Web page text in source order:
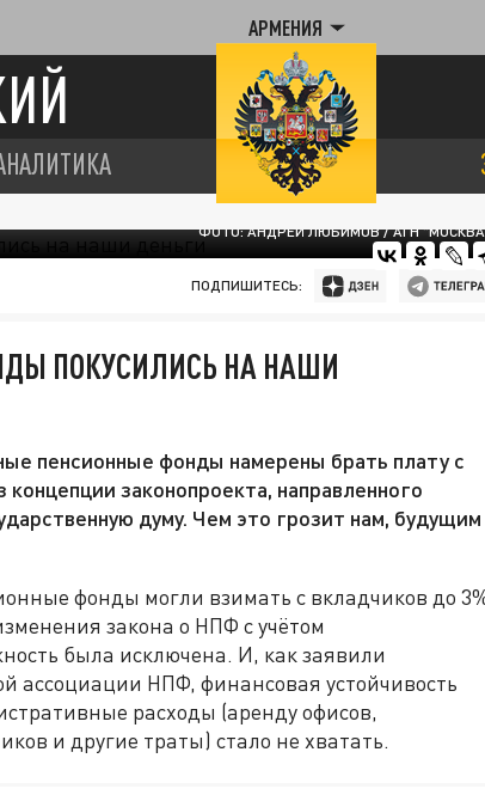
АРМЕНИЯ
ФОТО: АНДРЕЙ ЛЮБИМОВ / АГН
ПОДПИШИТЕСЬ:
ПОКУСИЛИСЬ НА НАШИ
пенсионные фонды намерены брать плату с
законопроекта, направленного
думу. Чем это грозит нам, будущим
фонды могли взимать с вкладчиков до
закона о НПФ с учётом
была исключена. И, как заявили
ассоциации НПФ, финансовая устойчивость
расходы (аренду офисов,
и другие траты) стало не хватать.